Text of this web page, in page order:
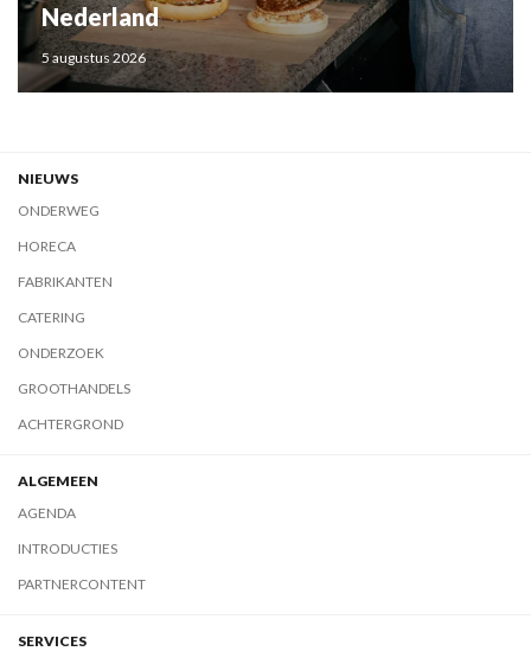
Nederland
5 augustus 2026
NIEUWS
ONDERWEG
HORECA
FABRIKANTEN
CATERING
ONDERZOEK
GROOTHANDELS
ACHTERGROND
ALGEMEEN
AGENDA
INTRODUCTIES
PARTNERCONTENT
SERVICES